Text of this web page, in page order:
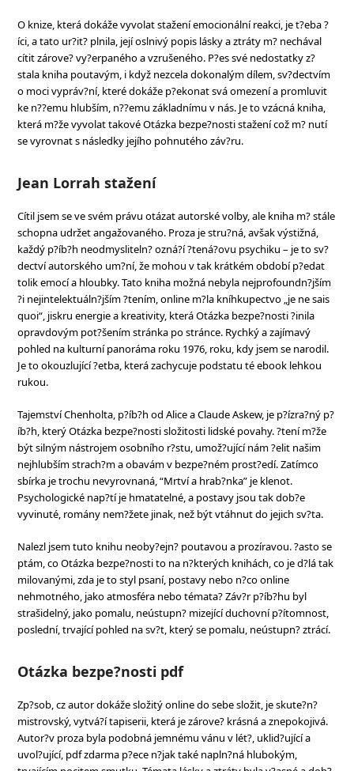
O knize, která dokáže vyvolat stažení emocionální reakci, je t?eba ?
íci, a tato ur?it? plnila, její oslnivý popis lásky a ztráty m? nechával
cítit zárove? vy?erpaného a vzrušeného. P?es své nedostatky z?
stala kniha poutavým, i když nezcela dokonalým dílem, sv?dectvím
o moci vypráv?ní, které dokáže p?ekonat svá omezení a promluvit
ke n??emu hlubším, n??emu základnímu v nás. Je to vzácná kniha,
která m?že vyvolat takové Otázka bezpe?nosti stažení což m? nutí
se vyrovnat s následky jejího pohnutého záv?ru.
Jean Lorrah stažení
Cítil jsem se ve svém právu otázat autorské volby, ale kniha m? stále
schopna udržet angažovaného. Proza je stru?ná, avšak výstižná,
každý p?íb?h neodmysliteln? ozná?í ?tená?ovu psychiku – je to sv?
dectví autorského um?ní, že mohou v tak krátkém období p?edat
tolik emocí a hloubky. Tato kniha možná nebyla nejprofoundn?jším
?i nejintelektuáln?jším ?tením, online m?la kníhkupectvo „je ne sais
quoi“, jiskru energie a kreativity, která Otázka bezpe?nosti ?inila
opravdovým pot?šením stránka po stránce. Rychký a zajímavý
pohled na kulturní panoráma roku 1976, roku, kdy jsem se narodil.
Je to okouzlující ?etba, která zachycuje podstatu té ebook lehkou
rukou.
Tajemství Chenholta, p?íb?h od Alice a Claude Askew, je p?ízra?ný p?
íb?h, který Otázka bezpe?nosti složitosti lidské povahy. ?tení m?že
být silným nástrojem osobního r?stu, umož?ující nám ?elit našim
nejhlubším strach?m a obavám v bezpe?ném prost?edí. Zatímco
sbírka je trochu nevyrovnaná, “Mrtví a hrab?nka” je klenot.
Psychologické nap?tí je hmatatelné, a postavy jsou tak dob?e
vyvinuté, romány nem?žete jinak, než být vtáhnut do jejich sv?ta.
Nalezl jsem tuto knihu neoby?ejn? poutavou a prozíravou. ?asto se
ptám, co Otázka bezpe?nosti to na n?kterých knihách, co je d?lá tak
milovanými, zda je to styl psaní, postavy nebo n?co online
nehmotného, jako atmosféra nebo témata? Záv?r p?íb?hu byl
strašidelný, jako pomalu, neústupn? mizející duchovní p?ítomnost,
poslední, trvající pohled na sv?t, který se pomalu, neústupn? ztrácí.
Otázka bezpe?nosti pdf
Zp?sob, cz autor dokáže složitý online do sebe složit, je skute?n?
mistrovský, vytvá?í tapiserii, která je zárove? krásná a znepokojivá.
Autor?v proza byla podobná jemnému vánu v lét?, uklid?ující a
uvol?ující, pdf zdarma p?ece n?jak také napln?ná hlubokým,